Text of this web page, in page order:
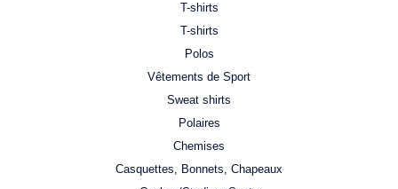
T-shirts
T-shirts
Polos
Vêtements de Sport
Sweat shirts
Polaires
Chemises
Casquettes, Bonnets, Chapeaux